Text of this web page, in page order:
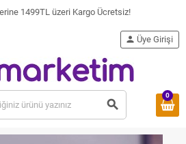
1499TL üzeri Kargo Ücretsiz!
search
person Üye Girişi
0